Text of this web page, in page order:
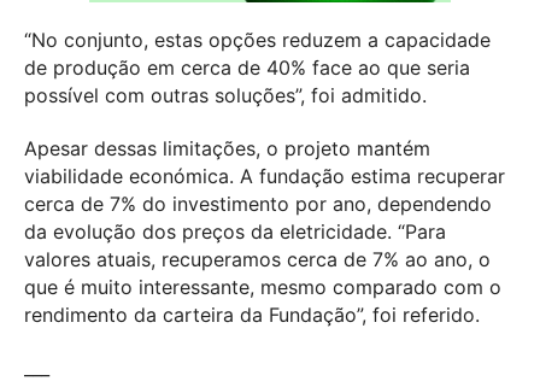
“No conjunto, estas opções reduzem a capacidade
de produção em cerca de 40% face ao que seria
possível com outras soluções”, foi admitido.
Apesar dessas limitações, o projeto mantém
viabilidade económica. A fundação estima recuperar
cerca de 7% do investimento por ano, dependendo
da evolução dos preços da eletricidade. “Para
valores atuais, recuperamos cerca de 7% ao ano, o
que é muito interessante, mesmo comparado com o
rendimento da carteira da Fundação”, foi referido.